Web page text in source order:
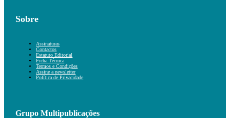
Sobre
Assinaturas
Contactos
Estatuto Editorial
Ficha Técnica
Termos e Condições
Assine a newsletter
Política de Privacidade
Grupo Multipublicações